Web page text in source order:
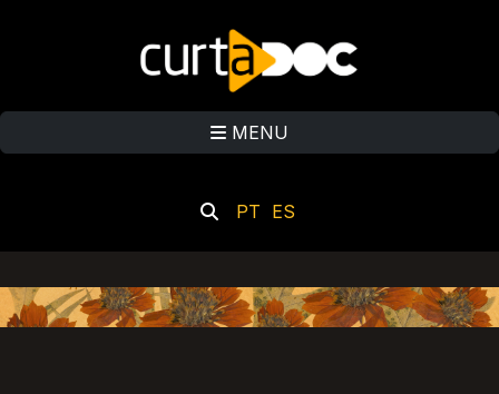
MENU
PT ES